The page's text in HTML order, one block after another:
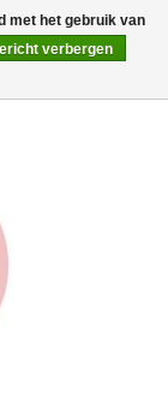
0 Artikelen - €0,00
met het gebruik van
verbergen